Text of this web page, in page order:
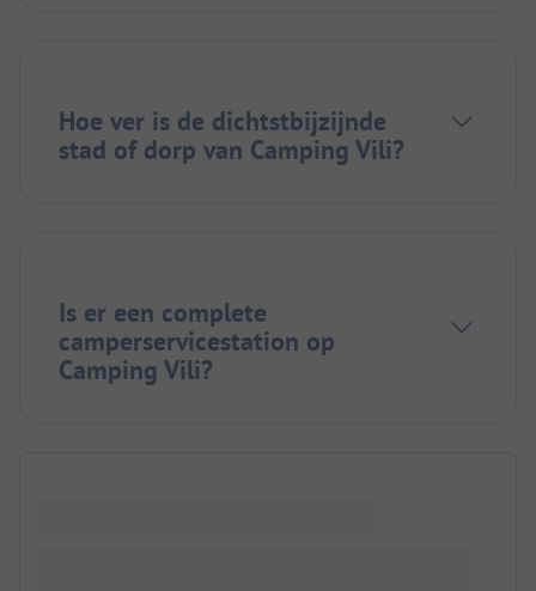
Hoe ver is de dichtstbijzijnde
stad of dorp van Camping Vili?
Is er een complete
camperservicestation op
Camping Vili?